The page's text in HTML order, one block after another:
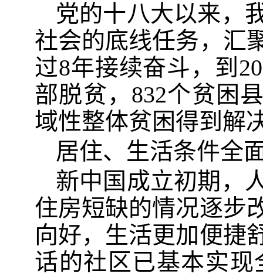
党的十八大以来，
社会的底线任务，汇
过8年接续奋斗，到
部脱贫，832个贫困
域性整体贫困得到解
居住、生活条件
新中国成立初期，
住房短缺的情况逐步
向好，生活更加便捷
话的社区已基本实现